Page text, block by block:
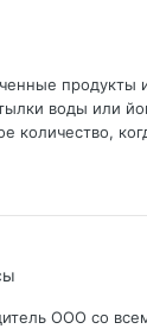
продукты
воды или
количество,
ООО со